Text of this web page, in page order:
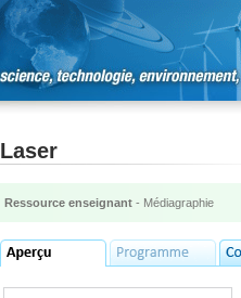
Laser
Ressource enseignant - Médiagraphie